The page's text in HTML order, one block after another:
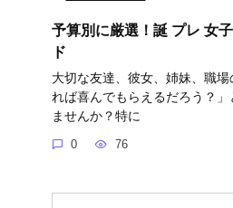
予算別に厳選！誕 プレ 女
ド
大切な友達、彼女、姉妹、職
れば喜んでもらえるだろう？」
ませんか？特に
0 76